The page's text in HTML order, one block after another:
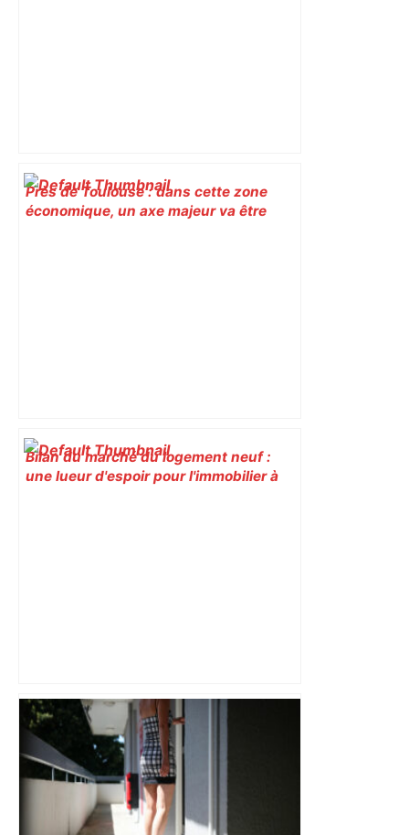
Près de Toulouse : dans cette zone
économique, un axe majeur va être
Bilan du marché du logement neuf :
une lueur d'espoir pour l'immobilier à
"C'est la reprise des bouchons et c'est
horrible", plus de 17 km de
ralentissements autour de Toulouse ce
jeudi matin, on vous donne les
secteurs à éviter – ladepeche.fr